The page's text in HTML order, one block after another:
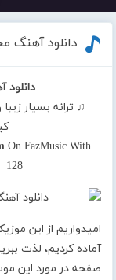
دانلود آهنگ
♫ ترانه بسیار
On FazMusic With
128
امیدواریم از این
آماده کردیم، لذت
صفحه در مورد این